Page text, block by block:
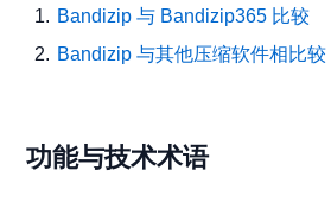
Bandizip 与 Bandizip365 比较
Bandizip 与其他压缩软件相比较
功能与技术术语